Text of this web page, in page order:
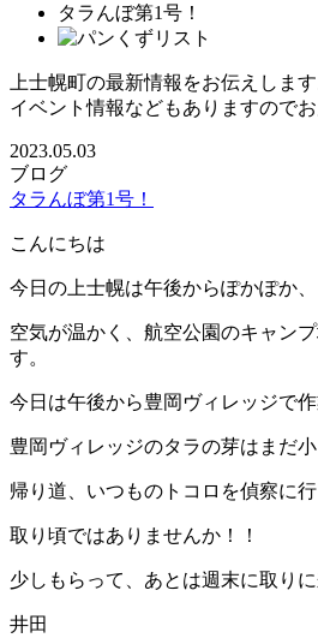
タラんぼ第1号！
上士幌町の最新情報をお伝えします
イベント情報などもありますのでお
2023.05.03
ブログ
タラんぼ第1号！
こんにちは
今日の上士幌は午後からぽかぽか
空気が温かく、航空公園のキャン
す。
今日は午後から豊岡ヴィレッジで作
豊岡ヴィレッジのタラの芽はまだ小
帰り道、いつものトコロを偵察に行
取り頃ではありませんか
少しもらって、あとは週末に取り
井田